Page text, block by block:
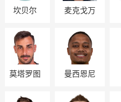
坎贝尔 麦克戈万
莫塔罗图 曼西恩尼